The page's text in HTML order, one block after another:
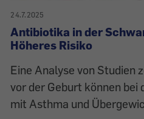
24.7.2025
Antibiotika in der
Höheres Risiko
Eine Analyse von Studien
vor der Geburt können bei
mit Asthma und